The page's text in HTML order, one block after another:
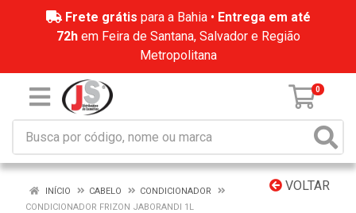
Frete grátis para a Bahia • Entrega em até
72hem Feira de Santana, Salvador e Região
Metropolitana
0
VOLTAR
INÍCIO CABELO
CONDICIONADOR
CONDICIONADOR FRIZON JABORANDI 1L